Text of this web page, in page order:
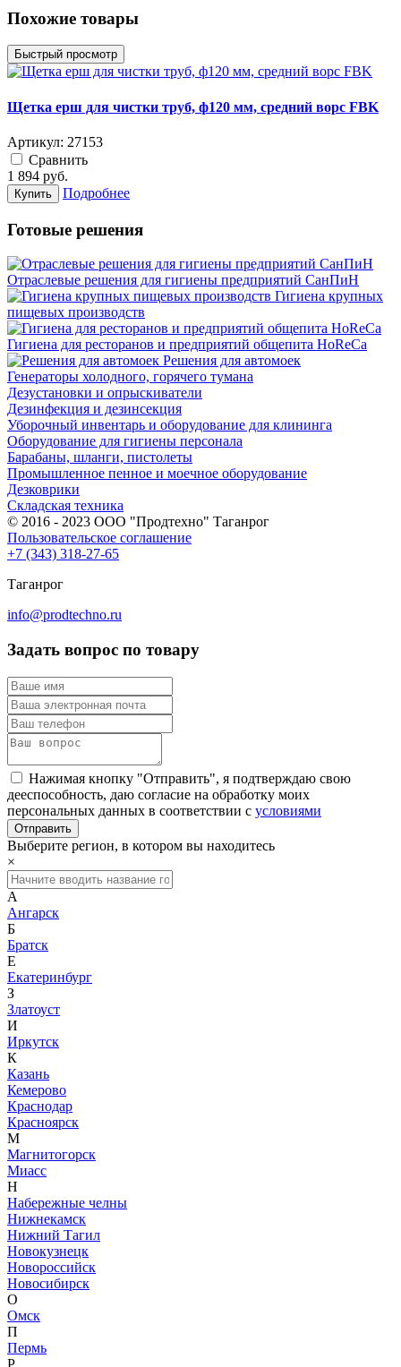
Похожие товары
Быстрый просмотр
Щетка ерш для чистки труб, ф120 мм, средний ворс FBK
Артикул: 27153
Cравнить
1 894 руб.
Купить Подробнее
Готовые решения
Отраслевые решения для гигиены предприятий СанПиН
Гигиена крупных
пищевых производств
Гигиена для ресторанов и предприятий общепита HoReCa
Решения для автомоек
Генераторы холодного, горячего тумана
Дезустановки и опрыскиватели
Дезинфекция и дезинсекция
Уборочный инвентарь и оборудование для клининга
Оборудование для гигиены персонала
Барабаны, шланги, пистолеты
Промышленное пенное и моечное оборудование
Дезковрики
Складская техника
© 2016 - 2023 ООО "Продтехно" Таганрог
Пользовательское соглашение
+7 (343) 318-27-65
Таганрог
info@prodtechno.ru
Задать вопрос по товару
Нажимая кнопку "Отправить", я подтверждаю свою
дееспособность, даю согласие на обработку моих
персональных данных в соответствии с условиями
Выберите регион, в котором вы находитесь
×
А
Ангарск
Б
Братск
Е
Екатеринбург
З
Златоуст
И
Иркутск
К
Казань
Кемерово
Краснодар
Красноярск
М
Магнитогорск
Миасс
Н
Набережные челны
Нижнекамск
Нижний Тагил
Новокузнецк
Новороссийск
Новосибирск
О
Омск
П
Пермь
Р